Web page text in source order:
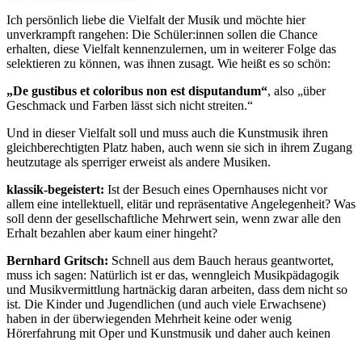
Ich persönlich liebe die Vielfalt der Musik und möchte hier
unverkrampft rangehen: Die Schüler:innen sollen die Chance
erhalten, diese Vielfalt kennenzulernen, um in weiterer Folge das
selektieren zu können, was ihnen zusagt. Wie heißt es so schön:
„De gustibus et coloribus non est disputandum“, also „über
Geschmack und Farben lässt sich nicht streiten.“
Und in dieser Vielfalt soll und muss auch die Kunstmusik ihren
gleichberechtigten Platz haben, auch wenn sie sich in ihrem Zugang
heutzutage als sperriger erweist als andere Musiken.
klassik-begeistert: Ist der Besuch eines Opernhauses nicht vor
allem eine intellektuell, elitär und repräsentative Angelegenheit? Was
soll denn der gesellschaftliche Mehrwert sein, wenn zwar alle den
Erhalt bezahlen aber kaum einer hingeht?
Bernhard Gritsch: Schnell aus dem Bauch heraus geantwortet,
muss ich sagen: Natürlich ist er das, wenngleich Musikpädagogik
und Musikvermittlung hartnäckig daran arbeiten, dass dem nicht so
ist. Die Kinder und Jugendlichen (und auch viele Erwachsene)
haben in der überwiegenden Mehrheit keine oder wenig
Hörerfahrung mit Oper und Kunstmusik und daher auch keinen